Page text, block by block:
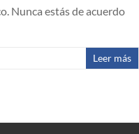
Nunca estás de acuerdo
Leer más